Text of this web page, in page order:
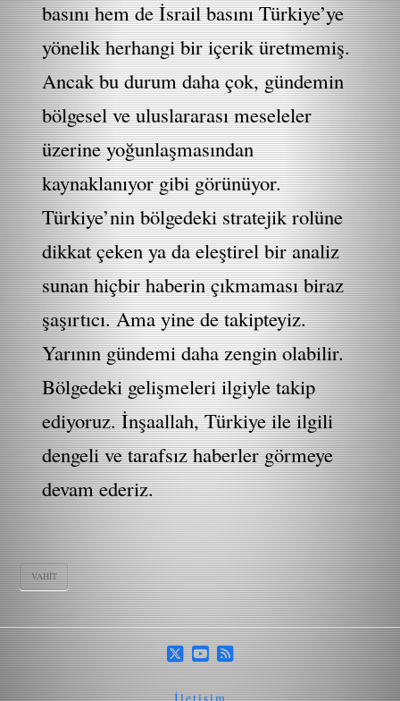
basını hem de İsrail basını Türkiye’ye
yönelik herhangi bir içerik üretmemiş.
Ancak bu durum daha çok, gündemin
bölgesel ve uluslararası meseleler
üzerine yoğunlaşmasından
kaynaklanıyor gibi görünüyor.
Türkiye’nin bölgedeki stratejik rolüne
dikkat çeken ya da eleştirel bir analiz
sunan hiçbir haberin çıkmaması biraz
şaşırtıcı. Ama yine de takipteyiz.
Yarının gündemi daha zengin olabilir.
Bölgedeki gelişmeleri ilgiyle takip
ediyoruz. İnşaallah, Türkiye ile ilgili
dengeli ve tarafsız haberler görmeye
devam ederiz.
VAHIT